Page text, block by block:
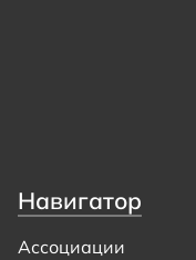
Навигатор
Ассоциации